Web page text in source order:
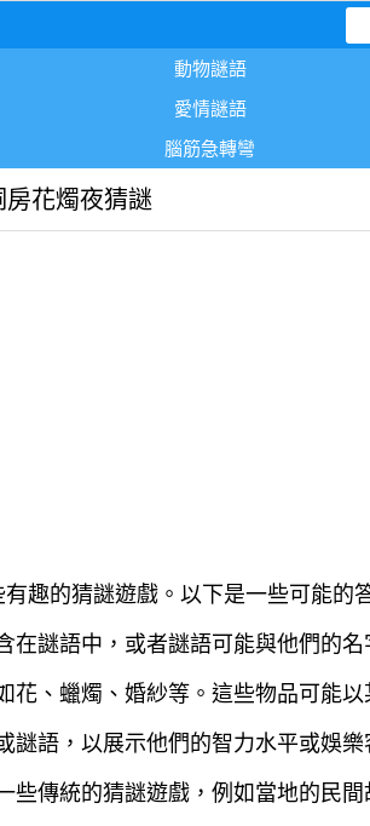
動物謎語
愛情謎語
腦筋急轉彎
房花燭夜猜謎
趣的猜謎遊戲。以下是一些可能的
謎語中，或者謎語可能與他們的名
、蠟燭、婚紗等。這些物品可能以
語，以展示他們的智力水平或娛樂
傳統的猜謎遊戲，例如當地的民間